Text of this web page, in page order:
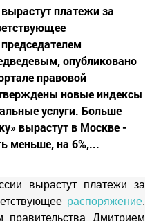
платежи за
опубликовано
правовой
новые индексы
услуги. Больше
вырастут в Москве -
меньше, на 6%,...
вырастут платежи за
распоряжение,
правительства Дмитрием